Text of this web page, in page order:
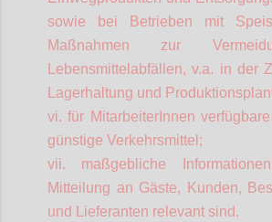
sowie bei Betrieben mit
Maßnahmen zur
Lebensmittelabfällen, v.a. in der
Lagerhaltung und
vi. für MitarbeiterInnen
günstige Verkehrsmittel;
vii. maßgebliche
Mitteilung an Gäste, Kunden,
und Lieferanten relevant sind.